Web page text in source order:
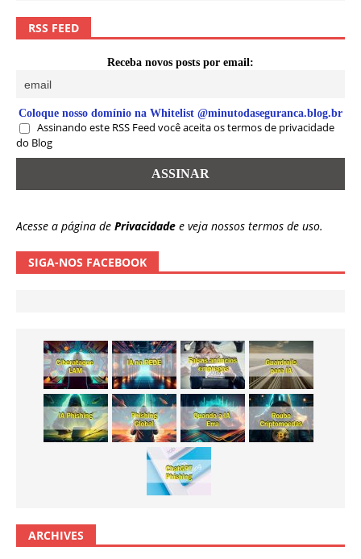
RSS FEED
Receba novos posts por email:
Coloque nosso domínio na Whitelist @minutodaseguranca.blog.br
Assinando este RSS Feed você aceita os termos de privacidade
do Blog
Acesse a página de Privacidade e veja nossos termos de uso.
SIGA-NOS FACEBOOK
ARCHIVES